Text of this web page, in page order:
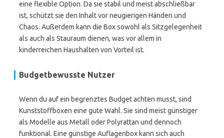
eine flexible Option. Da sie stabil und meist abschließbar
ist, schützt sie den Inhalt vor neugierigen Händen und
Chaos. Außerdem kann die Box sowohl als Sitzgelegenheit
als auch als Stauraum dienen, was vor allem in
kinderreichen Haushalten von Vorteil ist.
Budgetbewusste Nutzer
Wenn du auf ein begrenztes Budget achten musst, sind
Kunststoffboxen eine gute Wahl. Sie sind meist günstiger
als Modelle aus Metall oder Polyrattan und dennoch
funktional. Eine günstige Auflagenbox kann sich auch